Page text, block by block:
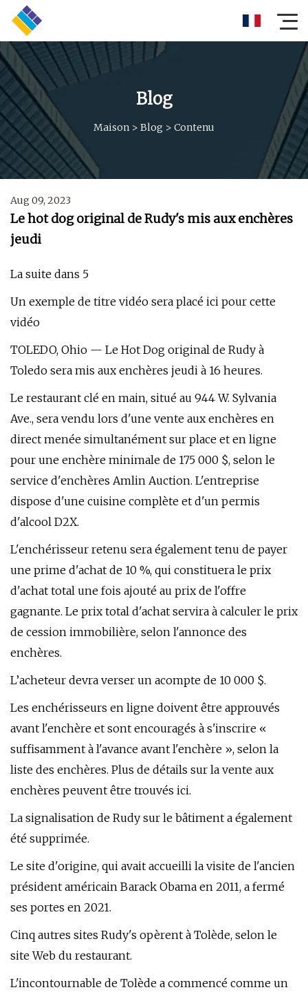
Blog
Maison > Blog > Contenu
Aug 09, 2023
Le hot dog original de Rudy's mis aux enchères
jeudi
La suite dans 5
Un exemple de titre vidéo sera placé ici pour cette
vidéo
TOLEDO, Ohio — Le Hot Dog original de Rudy à
Toledo sera mis aux enchères jeudi à 16 heures.
Le restaurant clé en main, situé au 944 W. Sylvania
Ave., sera vendu lors d'une vente aux enchères en
direct menée simultanément sur place et en ligne
pour une enchère minimale de 175 000 $, selon le
service d'enchères Amlin Auction. L'entreprise
dispose d'une cuisine complète et d'un permis
d'alcool D2X.
L'enchérisseur retenu sera également tenu de payer
une prime d'achat de 10 %, qui constituera le prix
d'achat total une fois ajouté au prix de l'offre
gagnante. Le prix total d'achat servira à calculer le prix
de cession immobilière, selon l'annonce des
enchères.
L’acheteur devra verser un acompte de 10 000 $.
Les enchérisseurs en ligne doivent être approuvés
avant l'enchère et sont encouragés à s'inscrire «
suffisamment à l'avance avant l'enchère », selon la
liste des enchères. Plus de détails sur la vente aux
enchères peuvent être trouvés ici.
La signalisation de Rudy sur le bâtiment a également
été supprimée.
Le site d'origine, qui avait accueilli la visite de l'ancien
président américain Barack Obama en 2011, a fermé
ses portes en 2021.
Cinq autres sites Rudy's opèrent à Tolède, selon le
site Web du restaurant.
L'incontournable de Tolède a commencé comme un